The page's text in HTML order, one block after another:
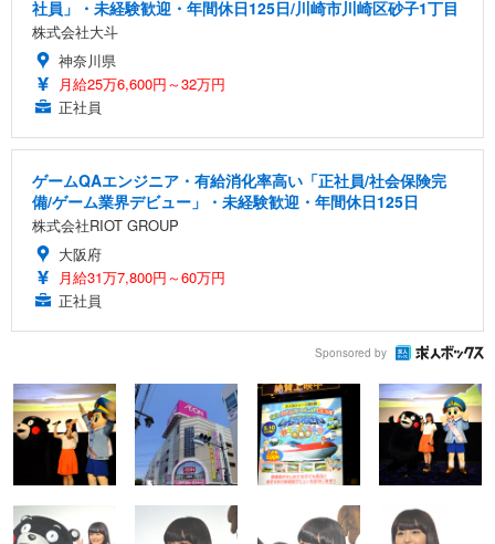
社員」・未経験歓迎・年間休日125日/川崎市川崎区砂子1丁目
株式会社大斗
神奈川県
月給25万6,600円～32万円
正社員
ゲームQAエンジニア・有給消化率高い「正社員/社会保険完
備/ゲーム業界デビュー」・未経験歓迎・年間休日125日
株式会社RIOT GROUP
大阪府
月給31万7,800円～60万円
正社員
Sponsored by